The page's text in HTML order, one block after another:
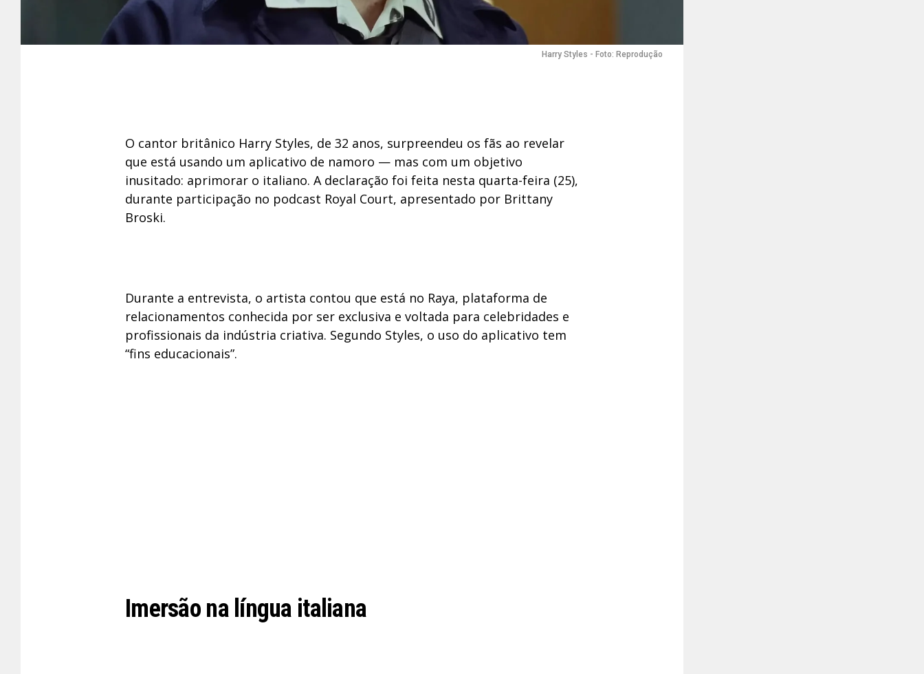
Harry Styles - Foto: Reprodução
O cantor britânico Harry Styles, de 32 anos, surpreendeu os fãs ao revelar
que está usando um aplicativo de namoro — mas com um objetivo
inusitado: aprimorar o italiano. A declaração foi feita nesta quarta-feira (25),
durante participação no podcast Royal Court, apresentado por Brittany
Broski.
Durante a entrevista, o artista contou que está no Raya, plataforma de
relacionamentos conhecida por ser exclusiva e voltada para celebridades e
profissionais da indústria criativa. Segundo Styles, o uso do aplicativo tem
“fins educacionais”.
Imersão na língua italiana